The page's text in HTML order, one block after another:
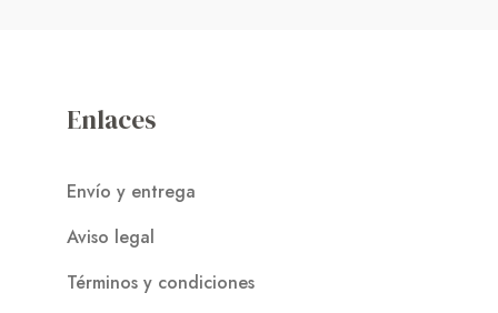
Enlaces
Envío y entrega
Aviso legal
Términos y condiciones